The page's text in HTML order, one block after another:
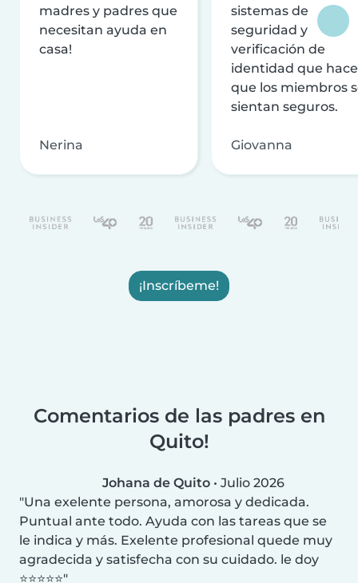
madres y padres que
necesitan ayuda en
casa!
Nerina
sistemas de
seguridad y
verificación de
identidad que
que los miembros
sientan seguros.
Giovanna
¡Inscríbeme!
Comentarios de las padres en
Quito!
Johana de Quito • Julio 2026
Una exelente persona, amorosa y dedicada.
Puntual ante todo. Ayuda con las tareas que se
le indica y más. Exelente profesional quede muy
agradecida y satisfecha con su cuidado. le doy
⭐⭐⭐⭐⭐